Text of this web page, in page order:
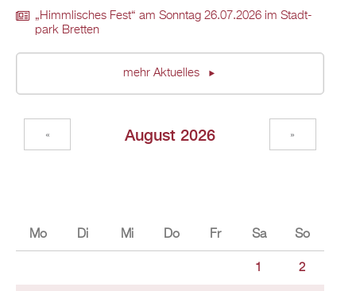
„Himm­li­sches Fest“ am Sonn­tag 26.07.2026 im Stadt­
park Brett­en
mehr Ak­tu­el­les
Au­gust 2026
« »
Mo Di Mi Do Fr Sa So
1 2